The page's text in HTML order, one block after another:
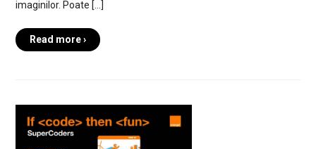
imaginilor. Poate […]
Read more ›